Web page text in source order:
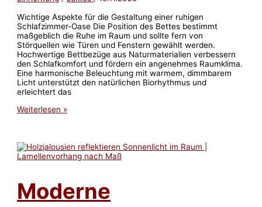
Wichtige Aspekte für die Gestaltung einer ruhigen
Schlafzimmer-Oase Die Position des Bettes bestimmt
maßgeblich die Ruhe im Raum und sollte fern von
Störquellen wie Türen und Fenstern gewählt werden.
Hochwertige Bettbezüge aus Naturmaterialien verbessern
den Schlafkomfort und fördern ein angenehmes Raumklima.
Eine harmonische Beleuchtung mit warmem, dimmbarem
Licht unterstützt den natürlichen Biorhythmus und
erleichtert das
So
perfekten
Platz
Bett
in
einer
Weiterlesen »
Moderne